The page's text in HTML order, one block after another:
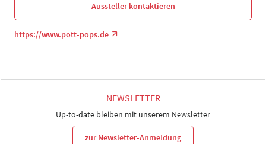
Aussteller kontaktieren
https://www.pott-pops.de
NEWSLETTER
Up-to-date bleiben mit unserem Newsletter
zur Newsletter-Anmeldung